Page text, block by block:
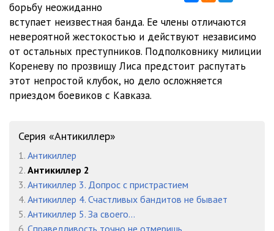
02_08_Opera i bandity
02_09_Opera i bandity 26:15
03_01_Fenomen ubiystva 25:27
03_02_Fenomen ubiystva
04_01_Nravy ugolovnoy sredy
04_02_Nravy ugolovnoy sredy
04_03_Nravy ugolovnoy sredy
04_04_Nravy ugolovnoy sredy
борьбу неожиданно
вступает неизвестная банда. Ее члены отличаются
невероятной жестокостью и действуют независимо
от остальных преступников. Подполковнику милиции
Кореневу по прозвищу Лиса предстоит распутать
этот непростой клубок, но дело осложняется
приездом боевиков с Кавказа.
Серия «Антикиллер»
1. Антикиллер
2. Антикиллер 2
3. Антикиллер 3. Допрос с пристрастием
4. Антикиллер 4. Счастливых бандитов не бывает
5. Антикиллер 5. За своего…
6. Справедливость точно не отмеришь